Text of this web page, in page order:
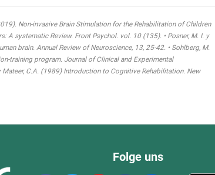
Non-invasive Brain Stimulation for the Rehabilitation of Children
A systematic Review. Front Psychol. vol. 10 (135). • Posner, M. I. y
brain. Annual Review of Neuroscience, 13, 25-42. • Sohlberg, M.
training program. Journal of Clinical and Experimental
C.A. (1989) Introduction to Cognitive Rehabilitation. New
Folge uns